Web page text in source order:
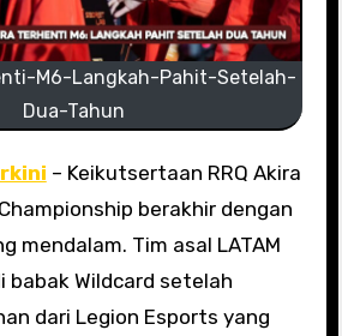
M6-Langkah-Pahit-Setelah-
Dua-Tahun
– Keikutsertaan RRQ Akira
berakhir dengan
mendalam. Tim asal LATAM
babak Wildcard setelah
dari Legion Esports yang